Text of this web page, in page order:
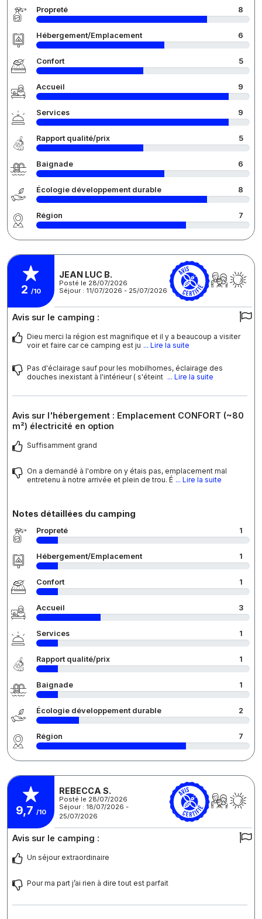
Propreté 8
Hébergement/Emplacement 6
Confort 5
Accueil 9
Services 9
Rapport qualité/prix 5
Baignade 6
Écologie développement durable 8
Région 7
2 /10
JEAN LUC B.
Posté le 28/07/2026
Séjour : 11/07/2026 - 25/07/2026
Avis sur le camping :
Dieu merci la région est magnifique et il y a beaucoup a visiter
voir et faire car ce camping est ju ... Lire la suite
Pas d'éclairage sauf pour les mobilhomes, éclairage des
douches inexistant à l'intérieur ( s'éteint ... Lire la suite
Avis sur l'hébergement : Emplacement CONFORT (~80
m²) électricité en option
Suffisamment grand
On a demandé à l'ombre on y étais pas, emplacement mal
entretenu à notre arrivée et plein de trou. É ... Lire la suite
Notes détaillées du camping
Propreté 1
Hébergement/Emplacement 1
Confort 1
Accueil 3
Services 1
Rapport qualité/prix 1
Baignade 1
Écologie développement durable 2
Région 7
9,7 /10
REBECCA S.
Posté le 28/07/2026
Séjour : 18/07/2026 -
25/07/2026
Avis sur le camping :
Un séjour extraordinaire
Pour ma part j’ai rien à dire tout est parfait